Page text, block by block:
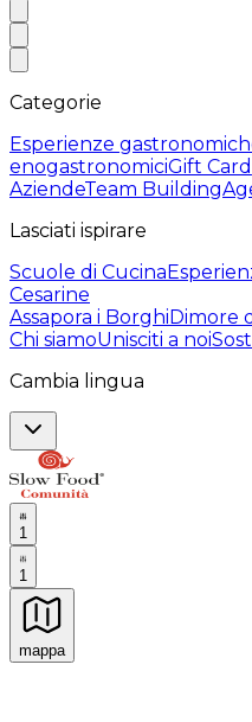
Categorie
Esperienze
enogastronomiciGift Card
AziendeTeam Building
Lasciati ispirare
Scuole di Cucina
Cesarine
Assapora i BorghiDimore
Chi siamoUnisciti a noi
Cambia lingua
1
1
mappa
Esperienze culinarie